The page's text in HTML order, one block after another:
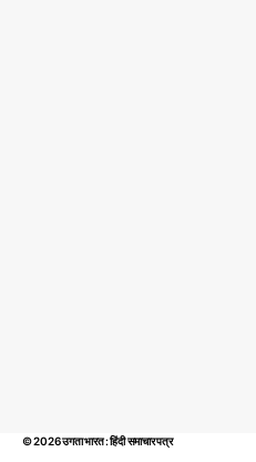
© 2026उगता भारत : हिंदी समाचार पत्र